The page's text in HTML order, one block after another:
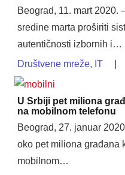
Beograd, 11. mart 2020.
sredine marta proširiti
autentičnosti izbornih i…
Društvene mreže, IT
U Srbiji pet miliona
na mobilnom telefonu
Beograd, 27. januar
oko pet miliona građana
mobilnom…